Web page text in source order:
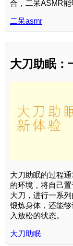
合，二呆ASMR能
二呆asmr
大刀助眠：
大刀助眠的过程
的环境，将自己
大刀，进行一系
锻炼身体，还能
入放松的状态。
大刀助眠